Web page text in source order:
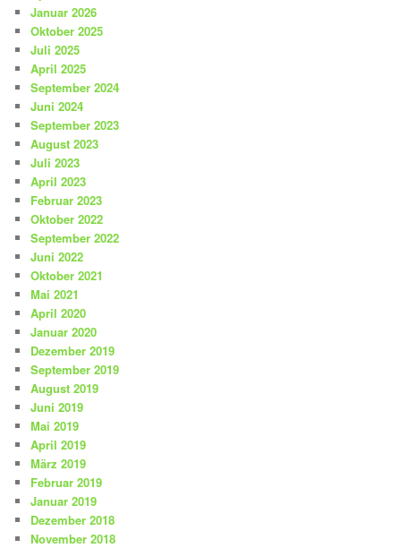
Januar 2026
Oktober 2025
Juli 2025
April 2025
September 2024
Juni 2024
September 2023
August 2023
Juli 2023
April 2023
Februar 2023
Oktober 2022
September 2022
Juni 2022
Oktober 2021
Mai 2021
April 2020
Januar 2020
Dezember 2019
September 2019
August 2019
Juni 2019
Mai 2019
April 2019
März 2019
Februar 2019
Januar 2019
Dezember 2018
November 2018